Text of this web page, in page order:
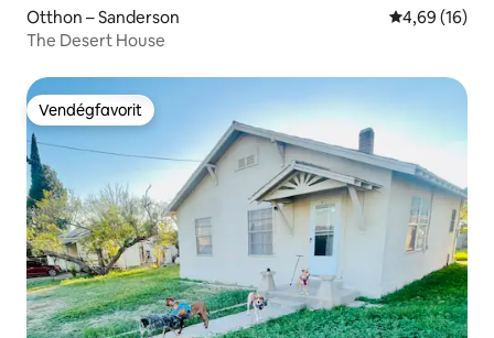
Otthon – Sanderson Átlagos
4,69 (16)
The Desert House
Vendégfavorit
Vendégfavorit